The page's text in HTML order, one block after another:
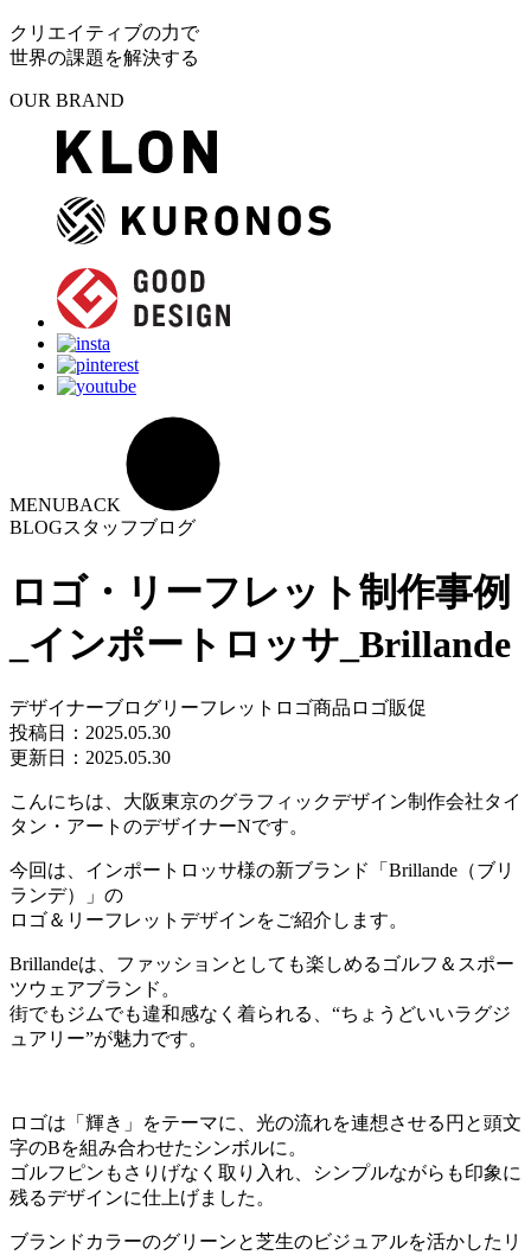
クリエイティブの力で
世界の課題を解決する
OUR BRAND
MENUBACK
BLOGスタッフブログ
ロゴ・リーフレット制作事例
_インポートロッサ_Brillande
デザイナーブログリーフレット ロゴ商品ロゴ販促
投稿日： 2025.05.30
更新日：2025.05.30
こんにちは、 大阪東京のグラフィックデザイン制作会社タイ
タン・アートのデザイナーNです。
今回は、インポートロッサ様の新ブランド「Brillande（ブリ
ランデ）」の
ロゴ＆リーフレットデザインをご紹介します。
Brillandeは、ファッションとしても楽しめるゴルフ＆スポー
ツウェアブランド。
街でもジムでも違和感なく着られる、“ちょうどいいラグジ
ュアリー”が魅力です。
ロゴは「輝き」をテーマに、光の流れを連想させる円と頭文
字のBを組み合わせたシンボルに。
ゴルフピンもさりげなく取り入れ、シンプルながらも印象に
残るデザインに仕上げました。
ブランドカラーのグリーンと芝生のビジュアルを活かしたリ